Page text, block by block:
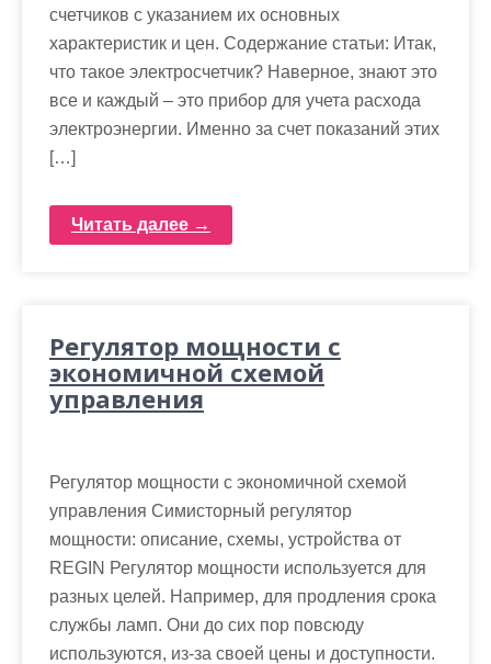
счетчиков с указанием их основных
характеристик и цен. Содержание статьи: Итак,
что такое электросчетчик? Наверное, знают это
все и каждый – это прибор для учета расхода
электроэнергии. Именно за счет показаний этих
[…]
Читать далее →
Регулятор мощности с
экономичной схемой
управления
Регулятор мощности с экономичной схемой
управления Симисторный регулятор
мощности: описание, схемы, устройства от
REGIN Регулятор мощности используется для
разных целей. Например, для продления срока
службы ламп. Они до сих пор повсюду
используются, из-за своей цены и доступности.